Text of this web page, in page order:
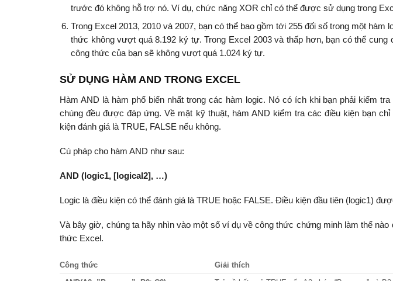
trước đó không hỗ trợ nó. Ví dụ, chức năng XOR chỉ có thể được sử dụng trong
Trong Excel 2013, 2010 và 2007, bạn có thể bao gồm tới 255 đối số trong một hàm
thức không vượt quá 8.192 ký tự. Trong Excel 2003 và thấp hơn, bạn có thể cung
công thức của bạn sẽ không vượt quá 1.024 ký tự.
SỬ DỤNG HÀM AND TRONG EXCEL
Hàm AND là hàm phổ biến nhất trong các hàm logic. Nó có ích khi bạn phải kiểm
chúng đều được đáp ứng. Về mặt kỹ thuật, hàm AND kiểm tra các điều kiện bạn
kiện đánh giá là TRUE, FALSE nếu không.
Cú pháp cho hàm AND như sau:
AND (logic1, [logical2], …)
Logic là điều kiện có thể đánh giá là TRUE hoặc FALSE. Điều kiện đầu tiên (logic1)
Và bây giờ, chúng ta hãy nhìn vào một số ví dụ về công thức chứng minh làm thế
thức Excel.
Công thức
Giải thích